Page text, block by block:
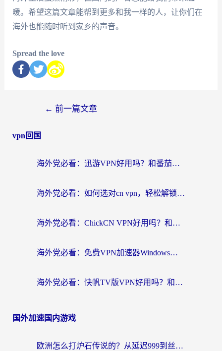
暖。希望这篇文章能帮到更多和我一样的人，让你们在
海外也能随时听到家乡的声音。
Spread the love
← 前一篇文章
vpn回国
海外党必看：迅游VPN好用吗？和番茄加速器VPN对比哪个回国效果更好？
海外党必看：如何选对cn vpn，轻松解锁国内影音游戏？
海外党必看：ChickCN VPN好用吗？和星河VPN对比哪个回国效果更好？附真实体验+避坑指南
海外党必看：免费VPN加速器Windows版怎么选？附真实测评与无缝访问国内资源指南
海外党必看：快帆TV版VPN好用吗？和hi龟龟VPN对比哪个回国效果更好？附免费加速器选择指南
国外加速国内游戏
欧洲怎么打炉石传说的？从延迟999到丝滑上分，我找到了靠谱加速器